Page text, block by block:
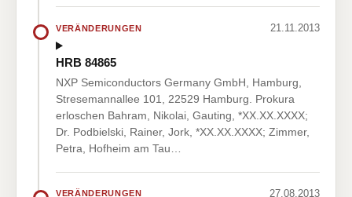
VERÄNDERUNGEN 21.11.2013
HRB 84865
NXP Semiconductors Germany GmbH, Hamburg,
Stresemannallee 101, 22529 Hamburg. Prokura
erloschen Bahram, Nikolai, Gauting, *XX.XX.XXXX;
Dr. Podbielski, Rainer, Jork, *XX.XX.XXXX; Zimmer,
Petra, Hofheim am Tau…
VERÄNDERUNGEN 27.08.2013